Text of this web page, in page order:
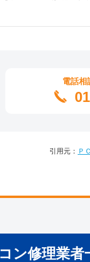
電話相
引用元： Ｐ
ン修理業者